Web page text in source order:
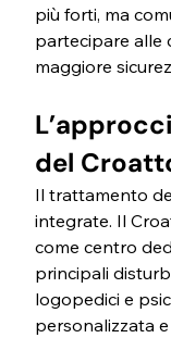
più forti, ma
partecipare alle
maggiore
del
Il trattamento
integrate. Il
come centro
principali
logopedici e
personalizzata